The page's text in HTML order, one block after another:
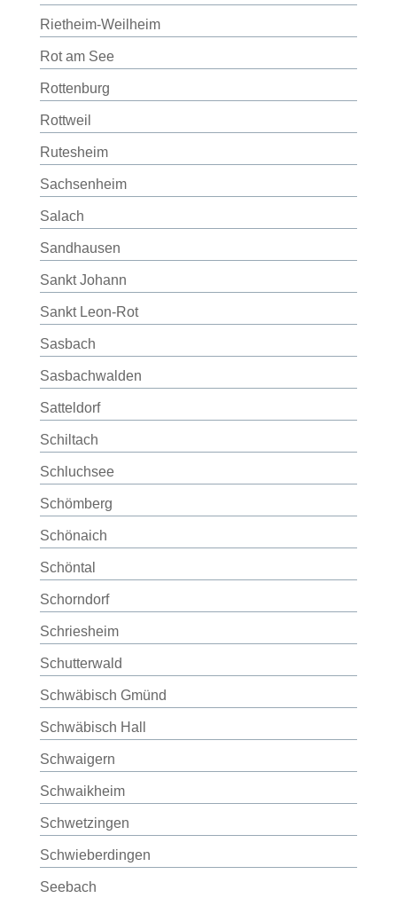
Rietheim-Weilheim
Rot am See
Rottenburg
Rottweil
Rutesheim
Sachsenheim
Salach
Sandhausen
Sankt Johann
Sankt Leon-Rot
Sasbach
Sasbachwalden
Satteldorf
Schiltach
Schluchsee
Schömberg
Schönaich
Schöntal
Schorndorf
Schriesheim
Schutterwald
Schwäbisch Gmünd
Schwäbisch Hall
Schwaigern
Schwaikheim
Schwetzingen
Schwieberdingen
Seebach